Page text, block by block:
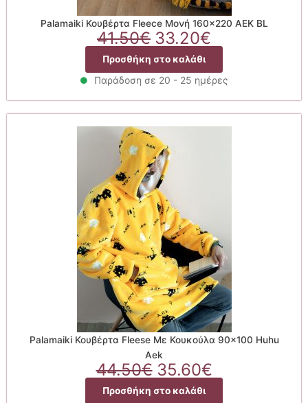
Palamaiki Κουβέρτα Fleece Μονή 160×220 AEK BL
41.50€ Original
price
was:
41.50€.
33.20€
τρέχουσα
τιμή
είναι:
33.20€.
Προσθήκη στο καλάθι
Παράδοση σε 20 - 25 ημέρες
Palamaiki Κουβέρτα Fleese Με Κουκούλα 90×100 Huhu
Aek
44.50€ Original
price
35.60€Η
τρέχουσα
Προσθήκη στο καλάθι